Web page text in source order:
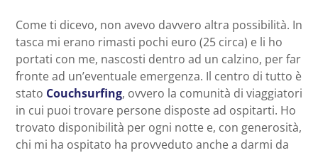
Come ti dicevo, non avevo davvero altra possibilità. In
tasca mi erano rimasti pochi euro (25 circa) e li ho
portati con me, nascosti dentro ad un calzino, per far
fronte ad un’eventuale emergenza. Il centro di tutto è
stato Couchsurfing, ovvero la comunità di viaggiatori
in cui puoi trovare persone disposte ad ospitarti. Ho
trovato disponibilità per ogni notte e, con generosità,
chi mi ha ospitato ha provveduto anche a darmi da